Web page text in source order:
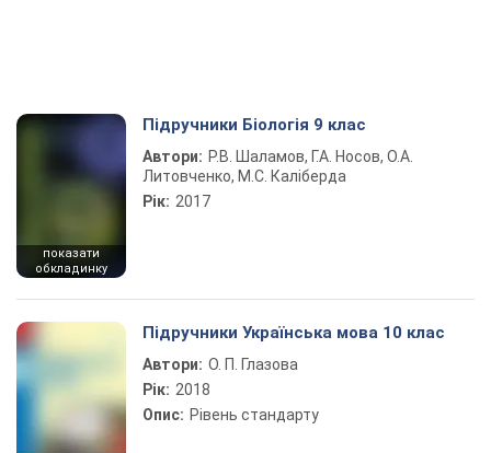
показати
обкладинку
Підручники Біологія 9 клас
Автори: Р.В. Шаламов, Г.А. Носов, О.А.
Литовченко, М.С. Каліберда
Рік: 2017
Підручники Українська мова 10 клас
Автори: О. П. Глазова
Рік: 2018
Опис: Рівень стандарту